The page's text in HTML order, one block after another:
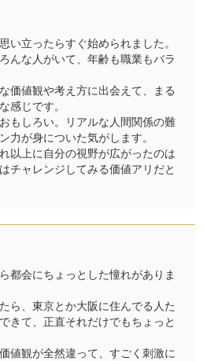
い立ったらすぐ始められました。
んな人がいて、年齢も職業もバラ
価値観や考え方に出会えて、まる
感じです。
もしろい。リアルな人間関係の難
力が身についた気がします。
以上に自分の視野が広がったのは
チャレンジしてみる価値アリだと
都会にちょっとした憧れがありま
ら、東京とか大阪に住んでる人た
きて、正直それだけでもちょっと
値観が全然違って、すごく刺激に